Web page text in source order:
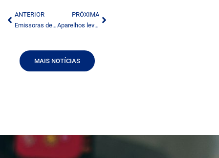
ANTERIOR
Emissoras de TV negociam mais canais para celular
PRÓXIMA
Aparelhos levam parte do PC para a TV
MAIS NOTÍCIAS